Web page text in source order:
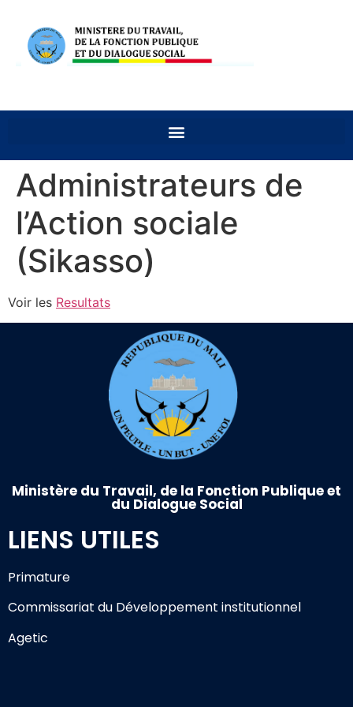
Administrateurs de
l’Action sociale
(Sikasso)
Voir les Resultats
Ministère du Travail, de la Fonction Publique et
du Dialogue Social
LIENS UTILES
Primature
Commissariat du Développement institutionnel
Agetic